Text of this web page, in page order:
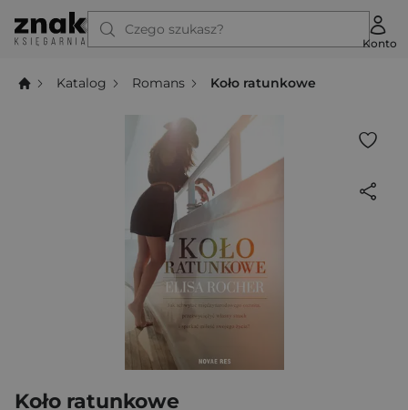
Czego szukasz?
Konto
Katalog Romans Koło ratunkowe
Koło ratunkowe